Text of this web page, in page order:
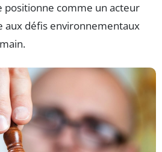
positionne comme un acteur
aux défis environnementaux